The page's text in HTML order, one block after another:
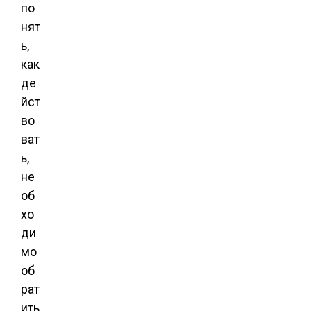
по
нят
ь,
как
де
йст
во
ват
ь,
не
об
хо
ди
мо
об
рат
ить